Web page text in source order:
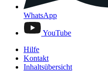
WhatsApp
YouTube
Hilfe
Kontakt
Inhaltsübersicht